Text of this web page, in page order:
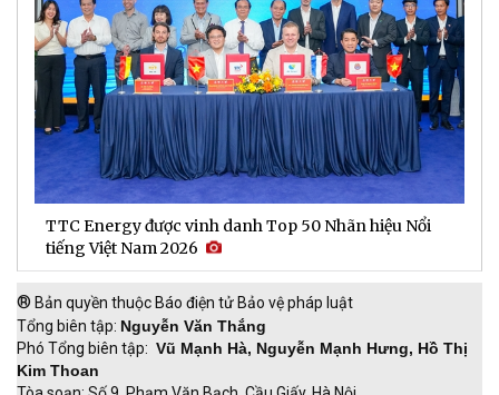
TTC Energy được vinh danh Top 50 Nhãn hiệu Nổi
tiếng Việt Nam 2026
® Bản quyền thuộc Báo điện tử Bảo vệ pháp luật
Tổng biên tập: Nguyễn Văn Thắng
Phó Tổng biên tập: Vũ Mạnh Hà, Nguyễn Mạnh Hưng, Hồ Thị
Kim Thoan